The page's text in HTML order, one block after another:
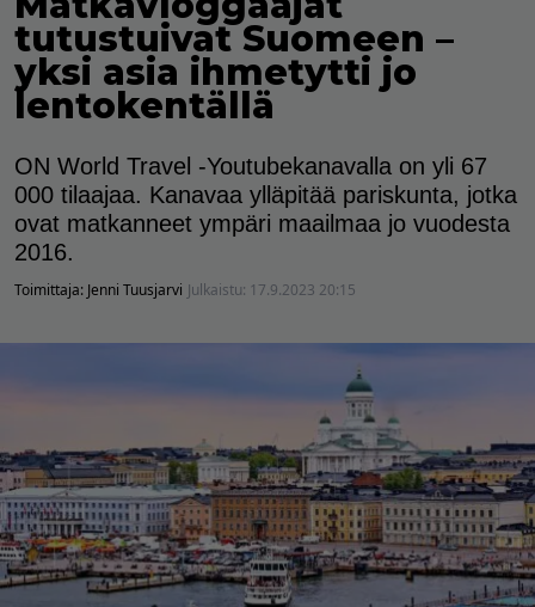
tutustuivat Suomeen –
yksi asia ihmetytti jo
lentokentällä
ON World Travel -Youtubekanavalla on yli 67
000 tilaajaa. Kanavaa ylläpitää pariskunta, jotka
ovat matkanneet ympäri maailmaa jo vuodesta
2016.
Toimittaja: Jenni Tuusjarvi Julkaistu: 17.9.2023 20:15